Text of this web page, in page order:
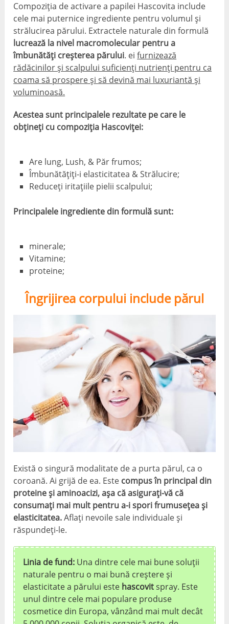
Compoziția de activare a papilei Hascovita include
cele mai puternice ingrediente pentru volumul și
strălucirea părului. Extractele naturale din formulă
lucrează la nivel macromolecular pentru a
îmbunătăți creșterea părului. eifurnizează
rădăcinilor și scalpului suficienți nutrienți pentru ca
coama să prospere și să devină mai luxuriantă și
voluminoasă.
Acestea sunt principalele rezultate pe care le
obțineți cu compoziția Hascoviței:
Are lung, Lush, & Păr frumos;
Îmbunătățiți-i elasticitatea & Strălucire;
Reduceți iritațiile pielii scalpului;
Principalele ingrediente din formulă sunt:
minerale;
Vitamine;
proteine;
Îngrijirea corpului include părul
Există o singură modalitate de a purta părul, ca o
coroană. Ai grijă de ea. Este compus în principal din
proteine ​​și aminoacizi, așa că asigurați-vă că
consumați mai mult pentru a-i spori frumusețea și
elasticitatea.Aflați nevoile sale individuale și
răspundeți-le.
Linia de fund: Una dintre cele mai bune soluții
naturale pentru o mai bună creștere și
elasticitate a părului este hascovitspray. Este
unul dintre cele mai populare produse
cosmetice din Europa, vânzând mai mult decât